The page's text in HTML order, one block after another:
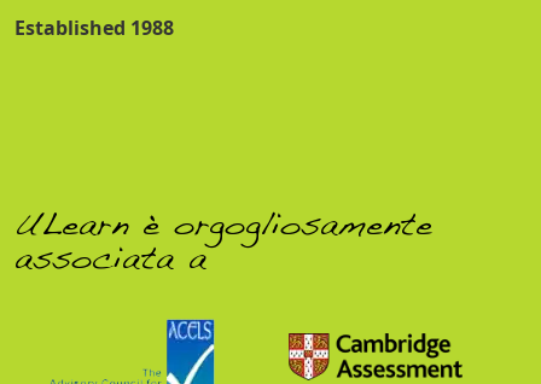
Established 1988
ULearn è orgogliosamente
associata a